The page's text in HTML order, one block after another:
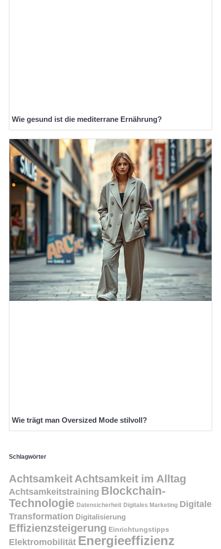
Wie gesund ist die mediterrane Ernährung?
Wie trägt man Oversized Mode stilvoll?
Schlagwörter
Achtsamkeit Achtsamkeit im Alltag
Achtsamkeitstraining Blockchain-
Technologie Datensicherheit Digitales Marketing Digitale
Transformation Digitalisierung
Effizienzsteigerung Einrichtungstipps
Elektromobilität Energieeffizienz